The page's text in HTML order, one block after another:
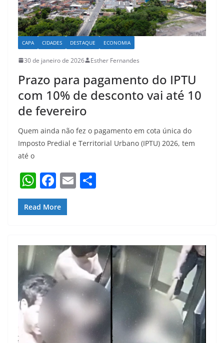
CAPA CIDADES DESTAQUE ECONOMIA
30 de janeiro de 2026 Esther Fernandes
Prazo para pagamento do IPTU
com 10% de desconto vai até 10
de fevereiro
Quem ainda não fez o pagamento em cota única do
Imposto Predial e Territorial Urbano (IPTU) 2026, tem
até o
W
h
at
A
p
p
F
a
c
b
o
o
k
E
m
Read More